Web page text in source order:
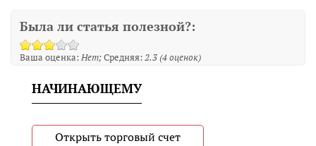
Была ли статья полезной?:
Ваша оценка:Нет Средняя:2.3(4оценок)
НАЧИНАЮЩЕМУ
Открыть торговый счет